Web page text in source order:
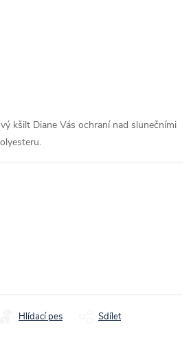
kšilt Diane Vás ochraní nad slunečními
Hlídací pes Sdílet